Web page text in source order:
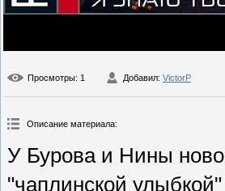
Просмотры: 1 Добавил: VictorP
Описание материала:
У Бурова и Нины
"чаплинской